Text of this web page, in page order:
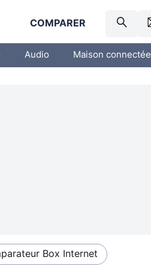
COMPARER
Audio Maison connectée
Box Internet